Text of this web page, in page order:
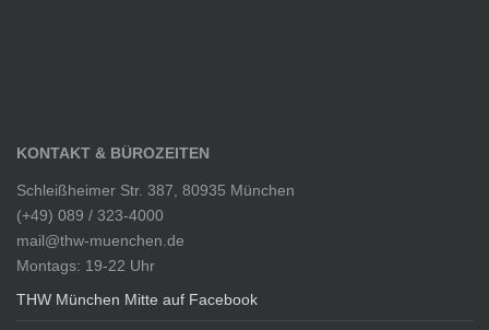
KONTAKT & BÜROZEITEN
Schleißheimer Str. 387, 80935 München
(+49) 089 / 323-4000
mail@thw-muenchen.de
Montags: 19-22 Uhr
THW München Mitte auf Facebook